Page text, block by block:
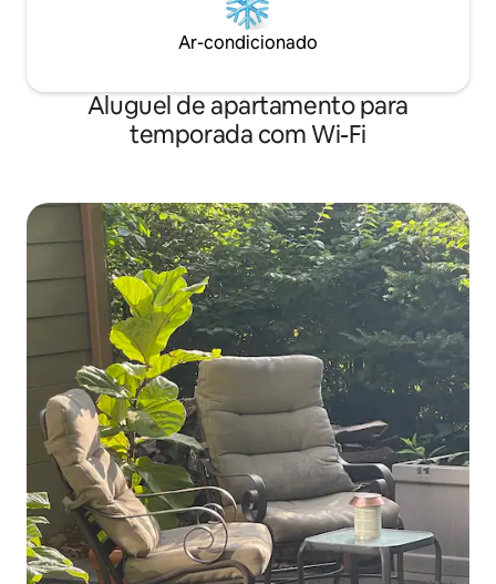
Ar-condicionado
Aluguel de apartamento para
temporada com Wi-Fi